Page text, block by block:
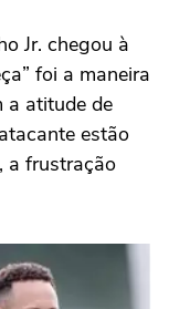
Jr. chegou à
foi a maneira
a atitude de
estão
a frustração